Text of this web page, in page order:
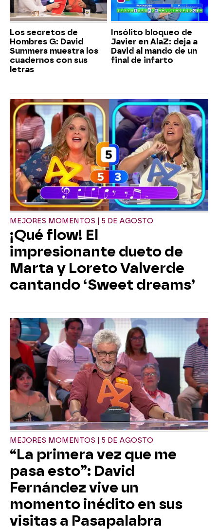
Los secretos de
Hombres G: David
Summers muestra los
cuadernos con sus
letras
Insólito bloqueo de
Javier en AlaZ: deja a
David al mando de un
final de infarto
MEJORES MOMENTOS | 5 DE AGOSTO
¡Qué flow! El
impresionante dueto de
Marta y Loreto Valverde
cantando ‘Sweet dreams’
MEJORES MOMENTOS | 5 DE AGOSTO
“La primera vez que me
pasa esto”: David
Fernández vive un
momento inédito en sus
visitas a Pasapalabra